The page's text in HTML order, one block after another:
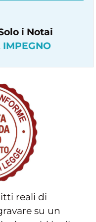
i Notai
IMPEGNO
reali di
su un